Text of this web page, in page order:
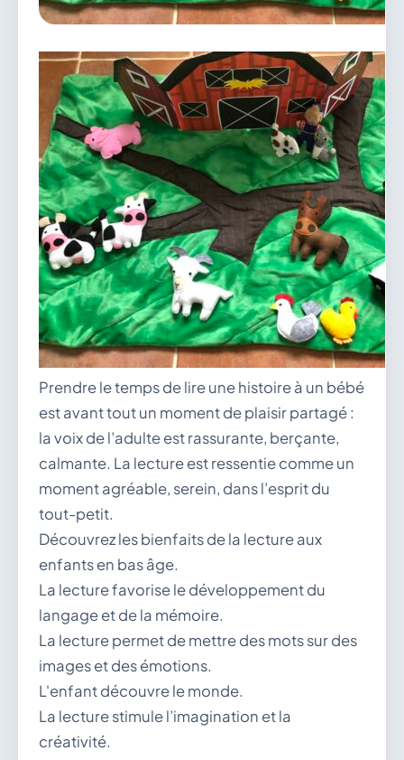
vous.
mairie@douvres.fr
140 Place de la Babillière, 01500 Douvres
Contacter la mairie
Le guichet des associations
publier une annonce
Prendre le temps de lire une histoire à un bébé
est avant tout un moment de plaisir partagé :
la voix de l’adulte est rassurante, berçante,
calmante. La lecture est ressentie comme un
moment agréable, serein, dans l’esprit du
tout-petit.
Découvrez les bienfaits de la lecture aux
enfants en bas âge.
La lecture favorise le développement du
langage et de la mémoire.
La lecture permet de mettre des mots sur des
images et des émotions.
L'enfant découvre le monde.
La lecture stimule l’imagination et la
créativité.